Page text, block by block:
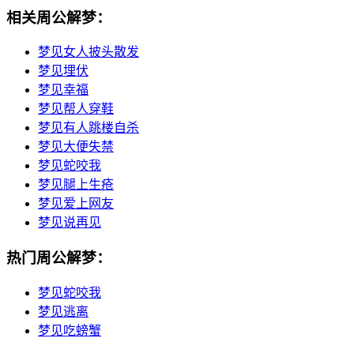
相关周公解梦：
梦见女人披头散发
梦见埋伏
梦见幸福
梦见帮人穿鞋
梦见有人跳楼自杀
梦见大便失禁
梦见蛇咬我
梦见腿上生疮
梦见爱上网友
梦见说再见
热门周公解梦：
梦见蛇咬我
梦见逃离
梦见吃螃蟹